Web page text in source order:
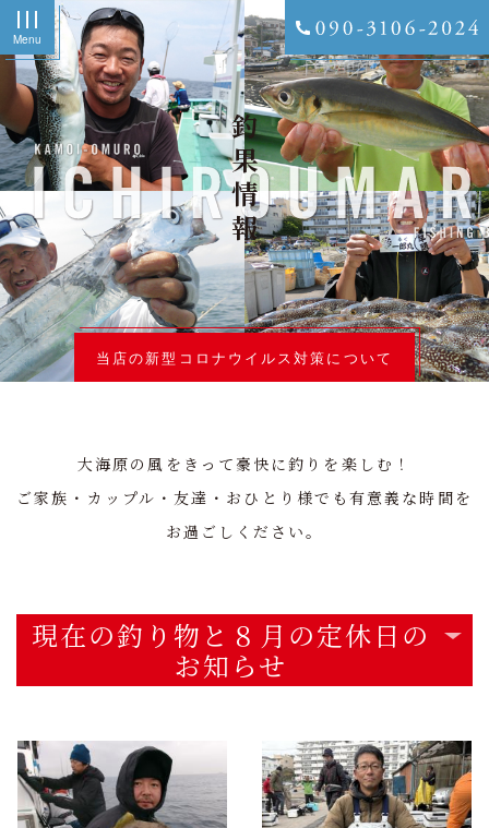
Menu
釣果情報
当店の新型コロナウイルス対策について
大海原の風をきって豪快に釣りを楽しむ！
ご家族・カップル・友達・おひとり様でも有意義な時間を
お過ごしください。
現在の釣り物と８月の定休日の
お知らせ